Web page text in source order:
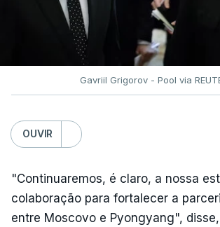
Gavriil Grigorov - Pool via
OUVIR
"Continuaremos, é claro, a nossa
colaboração para fortalecer a
entre Moscovo e Pyongyang",